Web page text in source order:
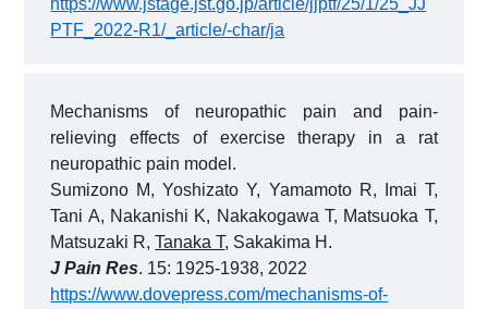
PTF_2022-R1/_article/-char/ja
Mechanisms of neuropathic pain and pain-
relieving effects of exercise therapy in a rat
neuropathic pain model.
Sumizono M, Yoshizato Y, Yamamoto R, Imai T,
Tani A, Nakanishi K, Nakakogawa T, Matsuoka T,
Matsuzaki R,Tanaka T, Sakakima H.
J Pain Res. 15: 1925-1938, 2022
https://www.dovepress.com/mechanisms-of-